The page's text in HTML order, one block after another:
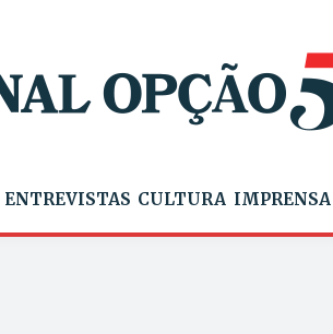
ENTREVISTAS CULTURA IMPRENSA